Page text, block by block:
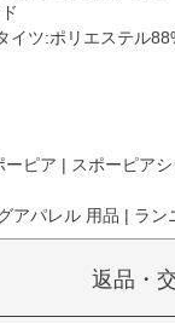
イツ:ポリエステル
ピア | スポーピアシ
アパレル 用品 | ラ
返品・